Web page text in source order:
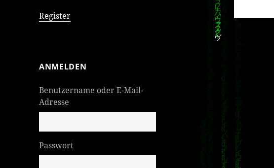
Register
ANMELDEN
Benutzername oder E-Mail-
Adresse
Passwort